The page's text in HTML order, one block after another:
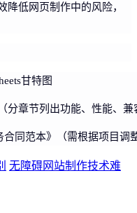
低网页制作中的风险，
甘特图
分章节列出功能、性能、
同范本》（需根据项目调
无障碍网站制作技术难